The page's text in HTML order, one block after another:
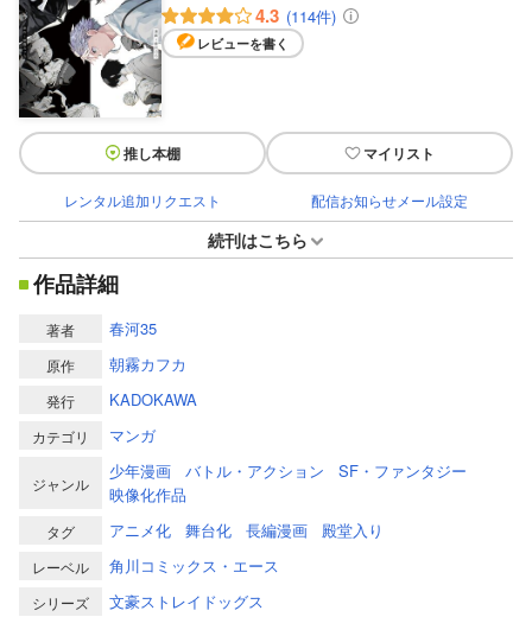
4.3 (114件)
レビューを書く
推し本棚 マイリスト
レンタル追加リクエスト 配信お知らせメール設定
続刊はこちら
作品詳細
著者 春河35
原作 朝霧カフカ
発行 KADOKAWA
カテゴリ マンガ
ジャンル
少年漫画 バトル・アクション
SF・ファンタジー
映像化作品
タグ アニメ化 舞台化 長編漫画 殿堂入り
レーベル 角川コミックス・エース
シリーズ 文豪ストレイドッグス